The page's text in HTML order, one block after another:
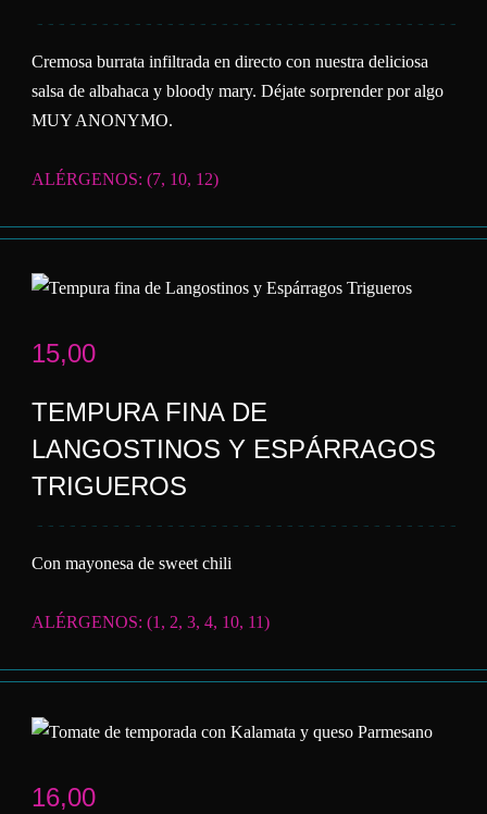
Cremosa burrata infiltrada en directo con nuestra deliciosa
salsa de albahaca y bloody mary. Déjate sorprender por algo
MUY ANONYMO.
ALÉRGENOS: (7, 10, 12)
15,00
TEMPURA FINA DE
LANGOSTINOS Y ESPÁRRAGOS
TRIGUEROS
Con mayonesa de sweet chili
ALÉRGENOS: (1, 2, 3, 4, 10, 11)
16,00